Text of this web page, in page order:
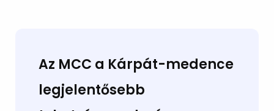
Az MCC a Kárpát-medence
legjelentősebb